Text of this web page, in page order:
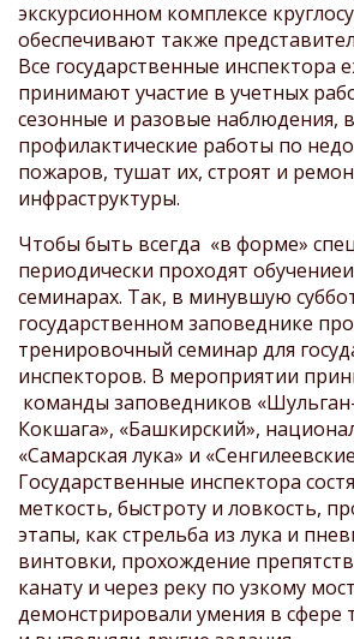
экскурсионном комплексе
обеспечивают также
Все государственные инспектора
принимают участие в учетных
сезонные и разовые наблюдения,
профилактические работы по
пожаров, тушат их, строят и
инфраструктуры.
Чтобы быть всегда «в форме»
периодически проходят
семинарах. Так, в минувшую
государственном заповеднике
тренировочный семинар для
инспекторов. В мероприятии
команды заповедников
Кокшага», «Башкирский»,
«Самарская лука» и
Государственные инспектора
меткость, быстроту и ловкость,
этапы, как стрельба из лука и
винтовки, прохождение
канату и через реку по узкому
демонстрировали умения в сфере